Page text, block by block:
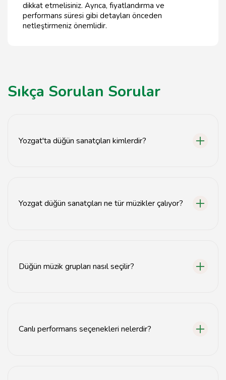
dikkat etmelisiniz. Ayrıca, fiyatlandırma ve
performans süresi gibi detayları önceden
netleştirmeniz önemlidir.
Sıkça Sorulan Sorular
Yozgat'ta düğün sanatçıları kimlerdir?
Yozgat düğün sanatçıları ne tür müzikler çalıyor?
Düğün müzik grupları nasıl seçilir?
Canlı performans seçenekleri nelerdir?